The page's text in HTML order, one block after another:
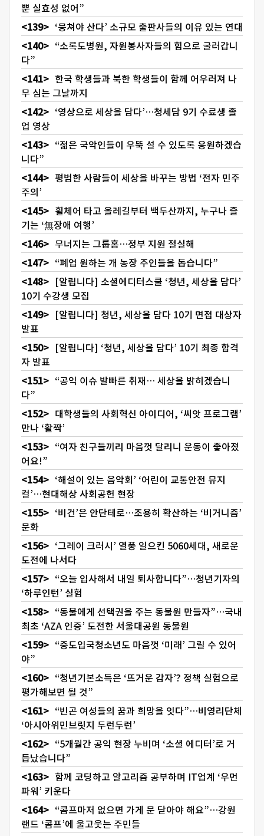
뿐 실효성 없어”
‘뭉쳐야 산다’ 소규모 출판사들의 이유 있는 연대
“소록도병원, 자원봉사자들의 힘으로 굴러갑니
다”
한국 학생들과 북한 학생들이 함께 어우러져 나
무 심는 그날까지
‘영상으로 세상을 담다’…청세담 9기 수료생 졸
업 영상
“젊은 국악인들이 우뚝 설 수 있도록 응원하겠습
니다”
평범한 사람들이 세상을 바꾸는 방법 ‘전자 민주
주의’
휠체어 타고 올레길부터 백두산까지, 누구나 즐
기는 ‘無장애 여행’
무너지는 그룹홈…정부 지원 절실해
“폐업 원하는 개 농장 주인들을 돕습니다”
[알립니다] 소셜에디터스쿨 ‘청년, 세상을 담다’
10기 수강생 모집
[알립니다] 청년, 세상을 담다 10기 면접 대상자
발표
[알립니다] ‘청년, 세상을 담다’ 10기 최종 합격
자 발표
“공익 이슈 발빠른 취재… 세상을 밝히겠습니
다”
대학생들의 사회혁신 아이디어, ‘씨앗 프로그램’
만나 ‘활짝’
“여자 친구들끼리 마음껏 달리니 운동이 좋아졌
어요!”
‘해설이 있는 음악회’ ‘어린이 교통안전 뮤지
컬’…현대해상 사회공헌 현장
‘비건’은 안단테로…조용히 확산하는 ‘비거니즘’
문화
‘그레이 크러시’ 열풍 일으킨 5060세대, 새로운
도전에 나서다
“오늘 입사해서 내일 퇴사합니다”…청년기자의
‘하루인턴’ 실험
“동물에게 선택권을 주는 동물원 만들자”…국내
최초 ‘AZA 인증’ 도전한 서울대공원 동물원
“중도입국청소년도 마음껏 ‘미래’ 그릴 수 있어
야”
“청년기본소득은 ‘뜨거운 감자’? 정책 실험으로
평가해보면 될 것”
“빈곤 여성들의 꿈과 희망을 잇다”…비영리단체
‘아시아위민브릿지 두런두런’
“5개월간 공익 현장 누비며 ‘소셜 에디터’로 거
듭났습니다”
함께 코딩하고 알고리즘 공부하며 IT업계 ‘우먼
파워’ 키운다
“콤프마저 없으면 가게 문 닫아야 해요”…강원
랜드 ‘콤프’에 울고웃는 주민들